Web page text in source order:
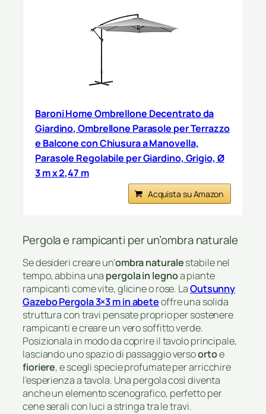
Baroni Home Ombrellone Decentrato da
Giardino, Ombrellone Parasole per Terrazzo
e Balcone con Chiusura a Manovella,
Parasole Regolabile per Giardino, Grigio, Ø
3 m x 2,47 m
Acquista su Amazon
Pergola e rampicanti per un’ombra naturale
Se desideri creare un’ombra naturalestabile nel
tempo, abbina una pergola in legnoa piante
rampicanti come vite, glicine o rose. LaOutsunny
Gazebo Pergola 3×3 m in abeteoffre una solida
struttura con travi pensate proprio per sostenere
rampicanti e creare un vero soffitto verde.
Posizionala in modo da coprire il tavolo principale,
lasciando uno spazio di passaggio versoortoe
fioriere, e scegli specie profumate per arricchire
l’esperienza a tavola. Una pergola così diventa
anche un elemento scenografico, perfetto per
cene serali con luci a stringa tra le travi.